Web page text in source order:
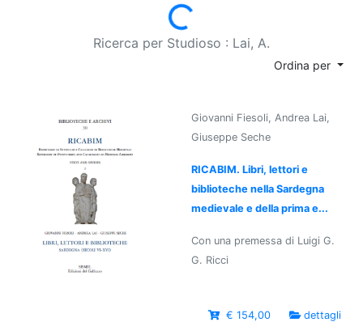
Loading...
Ricerca per Studioso : Lai, A.
Ordina per
Giovanni Fiesoli, Andrea Lai,
Giuseppe Seche
RICABIM. Libri, lettori e
biblioteche nella Sardegna
medievale e della prima e...
Con una premessa di Luigi G.
G. Ricci
€ 154,00 dettagli